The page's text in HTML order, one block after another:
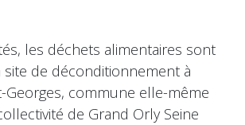
les déchets alimentaires sont
de déconditionnement à
Georges, commune elle-même
de Grand Orly Seine